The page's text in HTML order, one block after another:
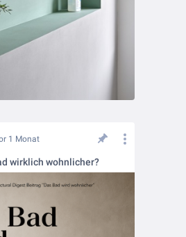
1 Monat
wirklich wohnlicher?